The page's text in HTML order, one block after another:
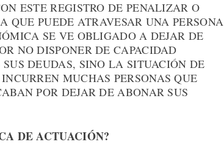
ESTE REGISTRO DE PENALIZAR O
PUEDE ATRAVESAR UNA PERSONA
SE VE OBLIGADO A DEJAR DE
NO DISPONER DE CAPACIDAD
DEUDAS, SINO LA SITUACIÓN DE
MUCHAS PERSONAS QUE
POR DEJAR DE ABONAR SUS
DE ACTUACIÓN?